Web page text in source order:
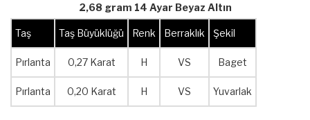
2,68 gram 14 Ayar Beyaz Altın
Taş Taş Büyüklüğü Renk Berraklık Şekil
Pırlanta 0,27 Karat H VS Baget
Pırlanta 0,20 Karat H VS Yuvarlak